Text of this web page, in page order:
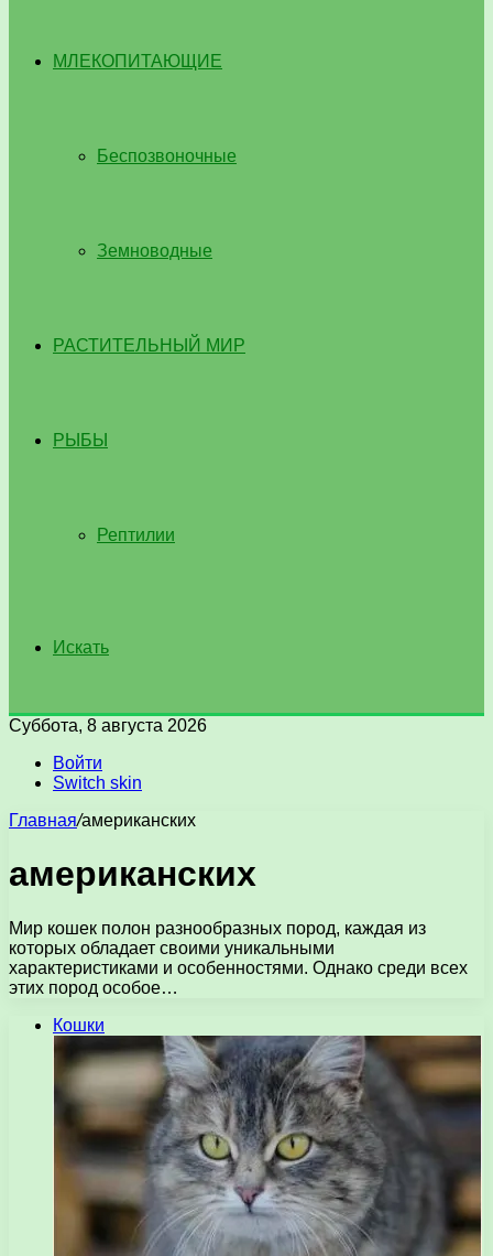
МЛЕКОПИТАЮЩИЕ
Беспозвоночные
Земноводные
РАСТИТЕЛЬНЫЙ МИР
РЫБЫ
Рептилии
Искать
Суббота, 8 августа 2026
Войти
Switch skin
Главная/американских
американских
Мир кошек полон разнообразных пород, каждая из
которых обладает своими уникальными
характеристиками и особенностями. Однако среди всех
этих пород особое…
Кошки